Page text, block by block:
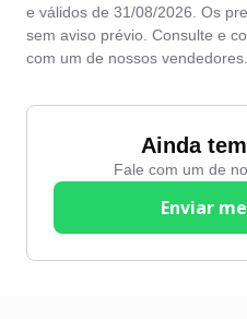
e válidos de 31/08/2026. Os
sem aviso prévio. Consulte e
com um de nossos vendedores.
Ainda
Fale com um de
Enviar